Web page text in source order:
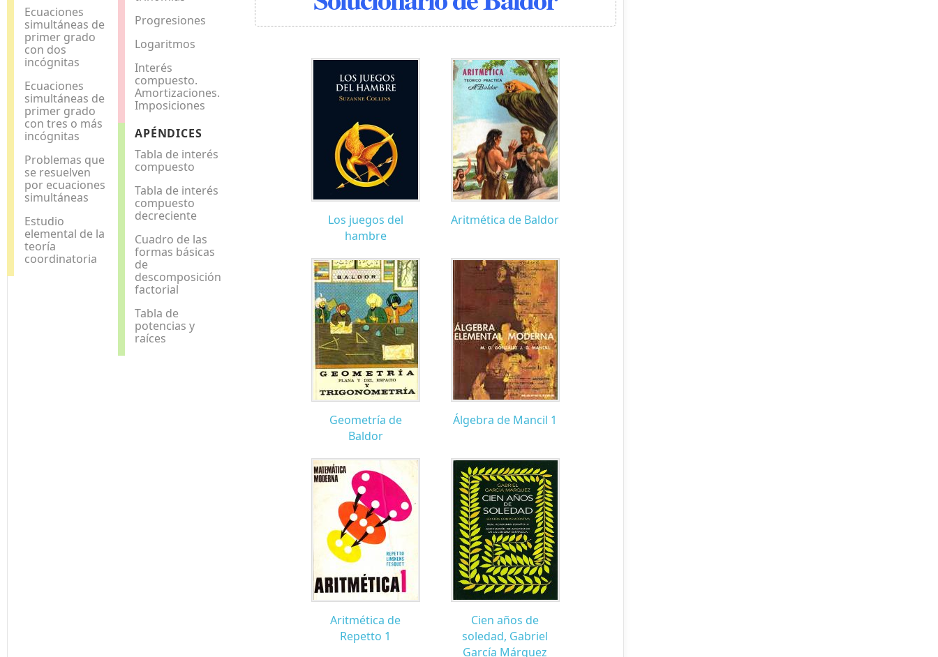
Ecuaciones
simultáneas de
primer grado
con dos
incógnitas
Ecuaciones
simultáneas de
primer grado
con tres o más
incógnitas
Problemas que
se resuelven
por ecuaciones
simultáneas
Estudio
elemental de la
teoría
coordinatoria
Progresiones
Logaritmos
Interés
compuesto.
Amortizaciones.
Imposiciones
APÉNDICES
Tabla de interés
compuesto
Tabla de interés
compuesto
decreciente
Cuadro de las
formas básicas
de
descomposición
factorial
Tabla de
potencias y
raíces
Los juegos del
hambre
Aritmética de Baldor
Geometría de
Baldor
Álgebra de Mancil 1
Aritmética de
Repetto 1
Cien años de
soledad, Gabriel
García Márquez